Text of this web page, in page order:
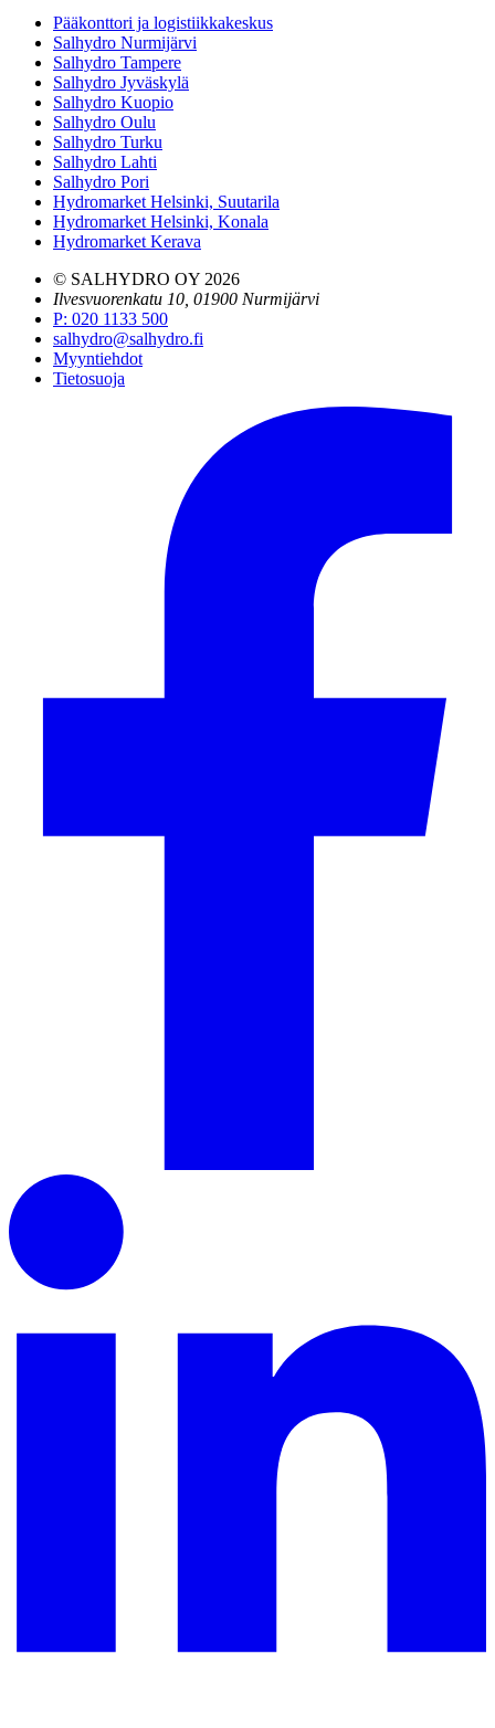
Pääkonttori ja logistiikkakeskus
Salhydro Nurmijärvi
Salhydro Tampere
Salhydro Jyväskylä
Salhydro Kuopio
Salhydro Oulu
Salhydro Turku
Salhydro Lahti
Salhydro Pori
Hydromarket Helsinki, Suutarila
Hydromarket Helsinki, Konala
Hydromarket Kerava
© SALHYDRO OY 2026
Ilvesvuorenkatu 10, 01900 Nurmijärvi
P: 020 1133 500
salhydro@salhydro.fi
Myyntiehdot
Tietosuoja